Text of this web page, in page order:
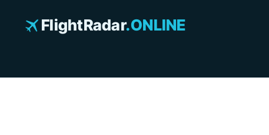
contenuto
FlightRadar.ONLINE